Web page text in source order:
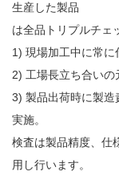
生産した製品
は全品トリプルチェ
1) 現場加工中に常に
2) 工場長立ち合いの
3) 製品出荷時に製造
実施。
検査は製品精度、仕
用し行います。